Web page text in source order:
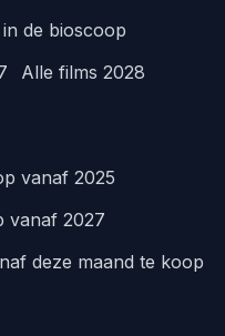
de bioscoop
Alle films 2028
vanaf 2025
vanaf 2027
deze maand te koop